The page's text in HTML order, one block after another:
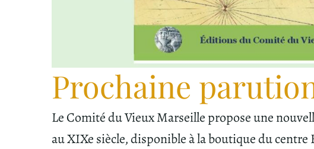
Prochaine
Le Comité du Vieux Marseille propose une
au XIXe siècle, disponible à la boutique du centre